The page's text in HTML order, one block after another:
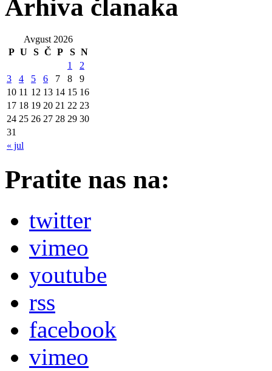
Arhiva članaka
Avgust 2026
P U S Č P S N
« jul
1
2
3
4 5 6 7 8
9
10 11 12 13 14 15 16
17 18 19 20 21 22 23
24 25 26 27 28 29 30
31
Pratite nas na:
twitter
vimeo
youtube
rss
facebook
vimeo